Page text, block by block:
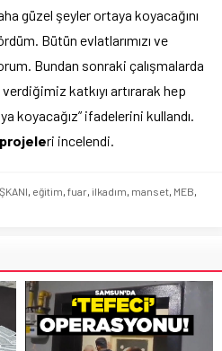
güzel şeyler ortaya koyacağını
Bütün evlatlarımızı ve
Bundan sonraki çalışmalarda
katkıyı artırarak hep
koyacağız” ifadelerini kullandı.
projeleri incelendi.
, eğitim, fuar, ilkadım, manset, MEB,